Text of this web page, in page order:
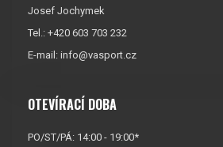
Josef Jochymek
Tel.: +420 603 703 232
E-mail: info@vasport.cz
OTEVÍRACÍ DOBA
PO/ST/PÁ: 14:00 - 19:00*